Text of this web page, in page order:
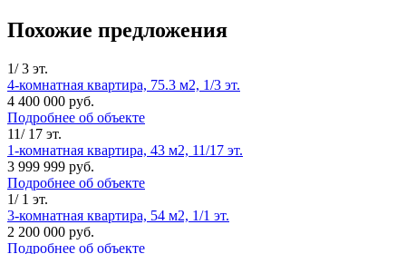
Похожие предложения
1/ 3 эт.
4-комнатная квартира, 75.3 м2, 1/3 эт.
4 400 000 руб.
Подробнее об объекте
11/ 17 эт.
1-комнатная квартира, 43 м2, 11/17 эт.
3 999 999 руб.
Подробнее об объекте
1/ 1 эт.
3-комнатная квартира, 54 м2, 1/1 эт.
2 200 000 руб.
Подробнее об объекте